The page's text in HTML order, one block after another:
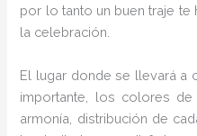
por lo tanto un buen traje te
la celebración.
El lugar donde se llevará a
importante, los colores de
armonía, distribución de